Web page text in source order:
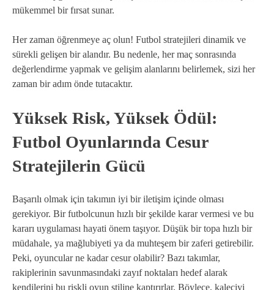
mükemmel bir fırsat sunar.
Her zaman öğrenmeye aç olun! Futbol stratejileri dinamik ve
sürekli gelişen bir alandır. Bu nedenle, her maç sonrasında
değerlendirme yapmak ve gelişim alanlarını belirlemek, sizi her
zaman bir adım önde tutacaktır.
Yüksek Risk, Yüksek Ödül:
Futbol Oyunlarında Cesur
Stratejilerin Gücü
Başarılı olmak için takımın iyi bir iletişim içinde olması
gerekiyor. Bir futbolcunun hızlı bir şekilde karar vermesi ve bu
kararı uygulaması hayati önem taşıyor. Düşük bir topa hızlı bir
müdahale, ya mağlubiyeti ya da muhteşem bir zaferi getirebilir.
Peki, oyuncular ne kadar cesur olabilir? Bazı takımlar,
rakiplerinin savunmasındaki zayıf noktaları hedef alarak
kendilerini bu riskli oyun stiline kaptırırlar. Böylece, kaleciyi